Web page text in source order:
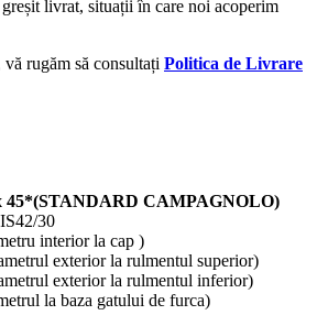
livrat, situații în care noi acoperim
rugăm să consultați Politica de Livrare
45*(STANDARD CAMPAGNOLO)
30
interior la cap )
exterior la rulmentul superior)
exterior la rulmentul inferior)
la baza gatului de furca)